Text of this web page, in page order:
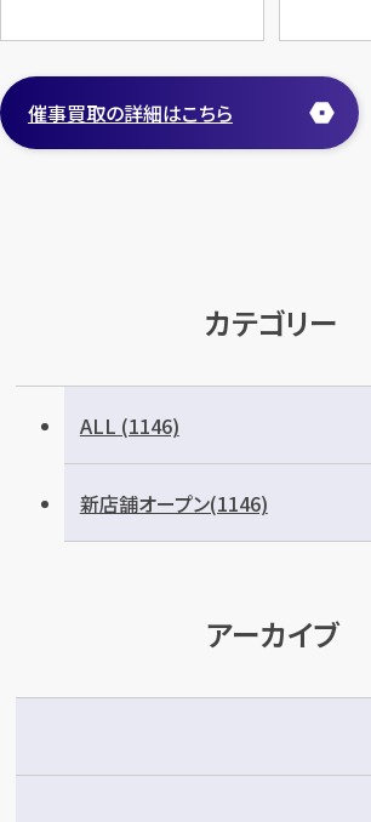
催事買取の詳細はこちら
カテゴリー
ALL (1146)
新店舗オープン(1146)
アーカイブ